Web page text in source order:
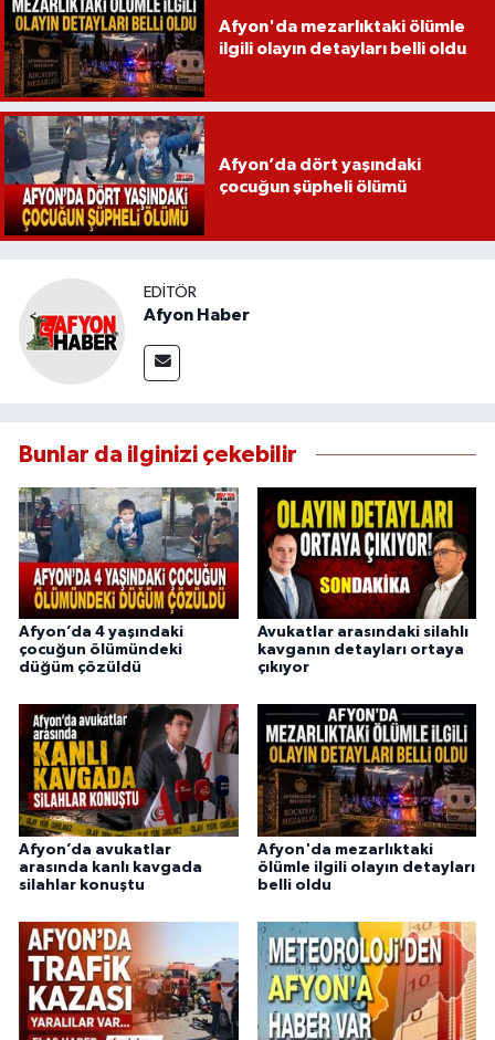
Afyon'da mezarlıktaki ölümle
ilgili olayın detayları belli oldu
Afyon’da dört yaşındaki
çocuğun şüpheli ölümü
EDITÖR
Afyon Haber
Bunlar da ilginizi çekebilir
Afyon’da 4 yaşındaki
çocuğun ölümündeki
düğüm çözüldü
Avukatlar arasındaki silahlı
kavganın detayları ortaya
çıkıyor
Afyon’da avukatlar
arasında kanlı kavgada
silahlar konuştu
Afyon'da mezarlıktaki
ölümle ilgili olayın detayları
belli oldu